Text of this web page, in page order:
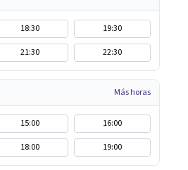
18:30
19:30
21:30 22:30
Más horas
15:00
16:00
18:00 19:00